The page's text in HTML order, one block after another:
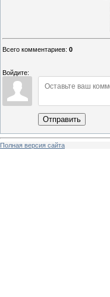
Всего комментариев: 0
Войдите:
Отправить
Полная версия сайта